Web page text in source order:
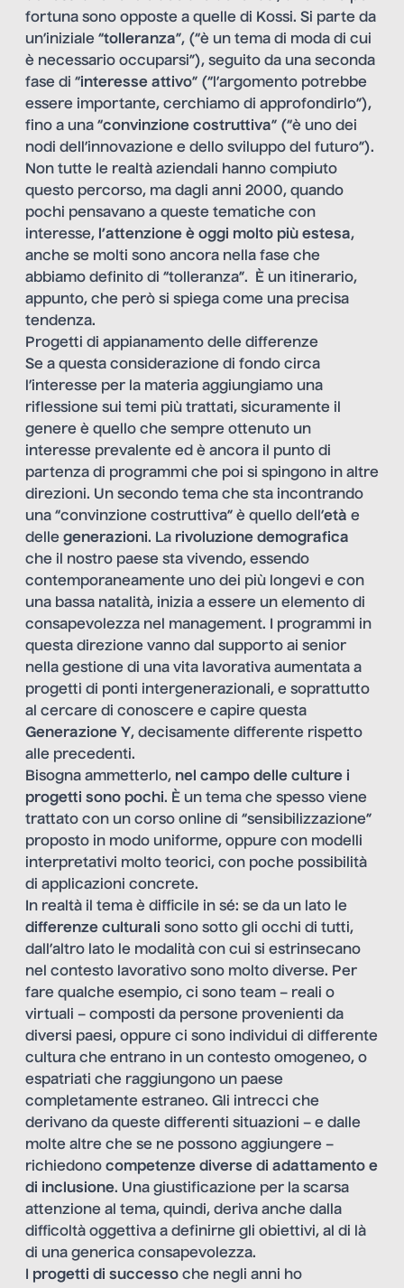
fortuna sono opposte a quelle di Kossi. Si parte da
un’iniziale “tolleranza”, (“è un tema di moda di cui
è necessario occuparsi”), seguito da una seconda
fase di “interesse attivo” (“l’argomento potrebbe
essere importante, cerchiamo di approfondirlo”),
fino a una “convinzione costruttiva” (“è uno dei
nodi dell’innovazione e dello sviluppo del futuro”).
Non tutte le realtà aziendali hanno compiuto
questo percorso, ma dagli anni 2000, quando
pochi pensavano a queste tematiche con
interesse, l’attenzione è oggi molto più estesa,
anche se molti sono ancora nella fase che
abbiamo definito di “tolleranza”. È un itinerario,
appunto, che però si spiega come una precisa
tendenza.
Progetti di appianamento delle differenze
Se a questa considerazione di fondo circa
l’interesse per la materia aggiungiamo una
riflessione sui temi più trattati, sicuramente il
genere è quello che sempre ottenuto un
interesse prevalente ed è ancora il punto di
partenza di programmi che poi si spingono in altre
direzioni. Un secondo tema che sta incontrando
una “convinzione costruttiva” è quello dell’età e
delle generazioni. La rivoluzione demografica
che il nostro paese sta vivendo, essendo
contemporaneamente uno dei più longevi e con
una bassa natalità, inizia a essere un elemento di
consapevolezza nel management. I programmi in
questa direzione vanno dal supporto ai senior
nella gestione di una vita lavorativa aumentata a
progetti di ponti intergenerazionali, e soprattutto
al cercare di conoscere e capire questa
Generazione Y, decisamente differente rispetto
alle precedenti.
Bisogna ammetterlo, nel campo delle culture i
progetti sono pochi. È un tema che spesso viene
trattato con un corso online di “sensibilizzazione”
proposto in modo uniforme, oppure con modelli
interpretativi molto teorici, con poche possibilità
di applicazioni concrete.
In realtà il tema è difficile in sé: se da un lato le
differenze culturali sono sotto gli occhi di tutti,
dall’altro lato le modalità con cui si estrinsecano
nel contesto lavorativo sono molto diverse. Per
fare qualche esempio, ci sono team – reali o
virtuali – composti da persone provenienti da
diversi paesi, oppure ci sono individui di differente
cultura che entrano in un contesto omogeneo, o
espatriati che raggiungono un paese
completamente estraneo. Gli intrecci che
derivano da queste differenti situazioni – e dalle
molte altre che se ne possono aggiungere –
richiedono competenze diverse di adattamento e
di inclusione. Una giustificazione per la scarsa
attenzione al tema, quindi, deriva anche dalla
difficoltà oggettiva a definirne gli obiettivi, al di là
di una generica consapevolezza.
progetti di successo che negli anni ho